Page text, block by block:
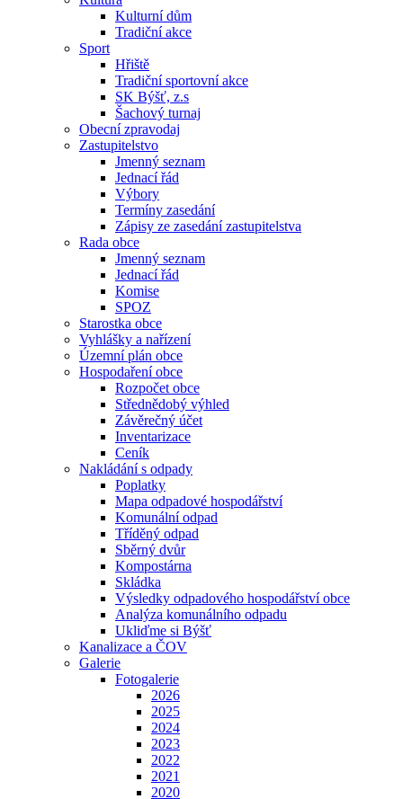
Kulturní dům
Tradiční akce
Sport
Hřiště
Tradiční sportovní akce
SK Býšť, z.s
Šachový turnaj
Obecní zpravodaj
Zastupitelstvo
Jmenný seznam
Jednací řád
Výbory
Termíny zasedání
Zápisy ze zasedání zastupitelstva
Rada obce
Jmenný seznam
Jednací řád
Komise
SPOZ
Starostka obce
Vyhlášky a nařízení
Územní plán obce
Hospodaření obce
Rozpočet obce
Střednědobý výhled
Závěrečný účet
Inventarizace
Ceník
Nakládání s odpady
Poplatky
Mapa odpadové hospodářství
Komunální odpad
Tříděný odpad
Sběrný dvůr
Kompostárna
Skládka
Výsledky odpadového hospodářství obce
Analýza komunálního odpadu
Ukliďme si Býšť
Kanalizace a ČOV
Galerie
Fotogalerie
2026
2025
2024
2023
2022
2021
2020